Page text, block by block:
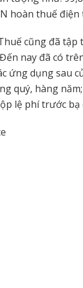
hoàn thuế điện
cũng đã
nay đã có
ứng dụng sau
quý, hàng
lệ phí trước bạ